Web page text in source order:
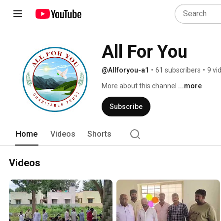
All For You
@Allforyou-a1 • 61 subscribers • 9
More about this channel ...more
Subscribe
Home Videos Shorts
Videos